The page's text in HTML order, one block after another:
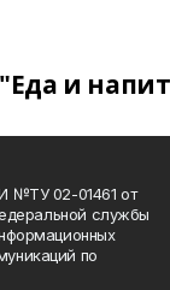
и
№ТУ 02-01461 от
службы
по